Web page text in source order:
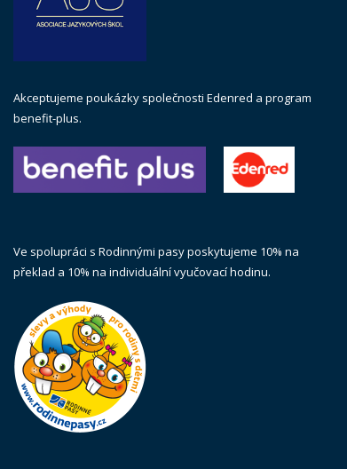
Akceptujeme poukázky společnosti Edenred a program
benefit-plus.
Ve spolupráci s Rodinnými pasy poskytujeme 10% na
překlad a 10% na individuální vyučovací hodinu.